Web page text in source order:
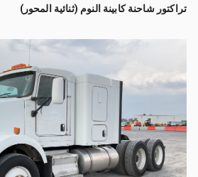
تراكتور شاحنة كابينة النوم (ثنائية المحور)